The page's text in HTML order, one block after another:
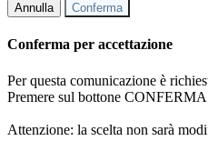
Annulla Conferma
Conferma per accettazione
Per questa comunicazione è
Premere sul bottone CONFERMA
Attenzione: la scelta non sarà